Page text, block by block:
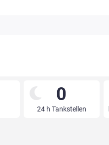
0
24 h Tankstellen